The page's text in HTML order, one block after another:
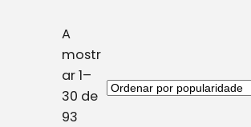
A
mostr
ar 1–
30 de
93